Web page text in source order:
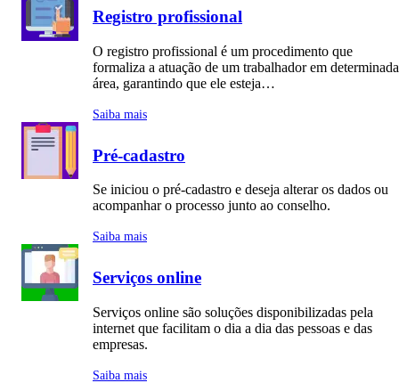
Registro profissional
O registro profissional é um procedimento que
formaliza a atuação de um trabalhador em determinada
área, garantindo que ele esteja…
Saiba mais
Pré-cadastro
Se iniciou o pré-cadastro e deseja alterar os dados ou
acompanhar o processo junto ao conselho.
Saiba mais
Serviços online
Serviços online são soluções disponibilizadas pela
internet que facilitam o dia a dia das pessoas e das
empresas.
Saiba mais